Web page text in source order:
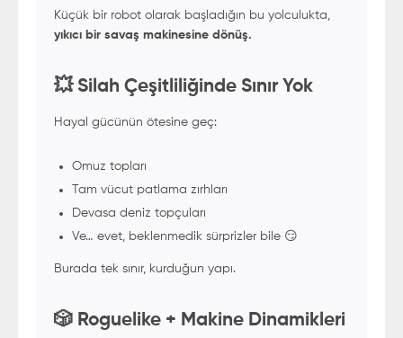
Küçük bir robot olarak başladığın bu yolculukta,
yıkıcı bir savaş makinesine dönüş.
💥 Silah Çeşitliliğinde Sınır Yok
Hayal gücünün ötesine geç:
Omuz topları
Tam vücut patlama zırhları
Devasa deniz topçuları
Ve… evet, beklenmedik sürprizler bile 😏
Burada tek sınır, kurduğun yapı.
🎲 Roguelike + Makine Dinamikleri